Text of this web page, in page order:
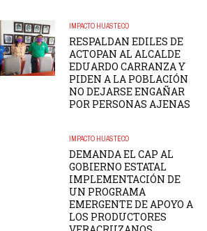
IMPACTO HUASTECO
RESPALDAN EDILES DE
ACTOPAN AL ALCALDE
EDUARDO CARRANZA Y
PIDEN A LA POBLACIÓN
NO DEJARSE ENGAÑAR
POR PERSONAS AJENAS
IMPACTO HUASTECO
DEMANDA EL CAP AL
GOBIERNO ESTATAL
IMPLEMENTACIÓN DE
UN PROGRAMA
EMERGENTE DE APOYO A
LOS PRODUCTORES